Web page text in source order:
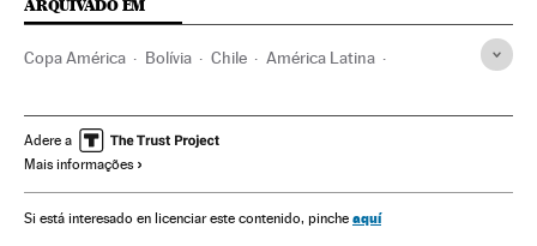
ARQUIVADO EM
Copa América Bolívia Chile América Latina
Esportes Copa América 2015
Adere a
Mais informações
Si está interesado en licenciar este contenido, pinche aquí